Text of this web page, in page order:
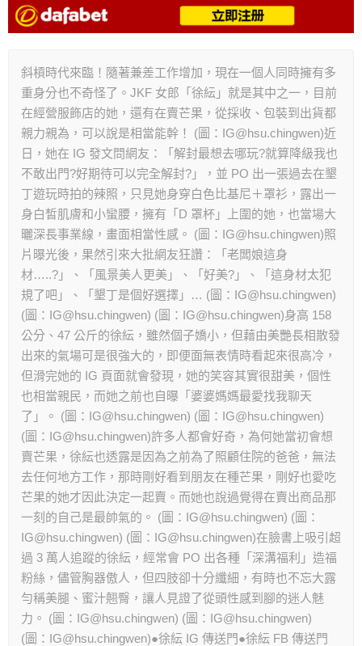
斜槓時代來臨！隨著兼差工作增加，現在一個人同時擁有多
重身分也不奇怪了。JKF 女郎「徐紜」就是其中之一，目前
在經營服飾店的她，還有在賣芒果，從採收、包裝到出貨都
親力親為，可以說是相當能幹！ (圖：IG@hsu.chingwen)近
日，她在 IG 發文問網友：「解封最想去哪玩?就算降級我也
不敢出門?好期待可以完全解封?」，並 PO 出一張過去在墾
丁遊玩時拍的辣照，只見她身穿白色比基尼＋罩衫，露出一
身白皙肌膚和小蠻腰，擁有「D 罩杯」上圍的她，也當場大
曬深長事業線，畫面相當性感。 (圖：IG@hsu.chingwen)照
片曝光後，果然引來大批網友狂讚：「老闆娘這身
材…..?」、「風景美人更美」、「好美?」、「這身材太犯
規了吧」、「墾丁是個好選擇」… (圖：IG@hsu.chingwen)
(圖：IG@hsu.chingwen) (圖：IG@hsu.chingwen)身高 158
公分、47 公斤的徐紜，雖然個子嬌小，但藉由美艷長相散發
出來的氣場可是很強大的，即便面無表情時看起來很高冷，
但滑完她的 IG 頁面就會發現，她的笑容其實很甜美，個性
也相當親民，而她之前也自曝「婆婆媽媽最愛找我聊天
了」。 (圖：IG@hsu.chingwen) (圖：IG@hsu.chingwen)
(圖：IG@hsu.chingwen)許多人都會好奇，為何她當初會想
賣芒果，徐紜也透露是因為之前為了照顧住院的爸爸，無法
去任何地方工作，那時剛好看到朋友在種芒果，剛好也愛吃
芒果的她才因此決定一起賣。而她也說過覺得在賣出商品那
一刻的自己是最帥氣的。 (圖：IG@hsu.chingwen) (圖：
IG@hsu.chingwen) (圖：IG@hsu.chingwen)在臉書上吸引超
過 3 萬人追蹤的徐紜，經常會 PO 出各種「深溝福利」造福
粉絲，儘管胸器傲人，但四肢卻十分纖細，有時也不忘大露
勻稱美腿、蜜汁翹臀，讓人見證了從頭性感到腳的迷人魅
力。 (圖：IG@hsu.chingwen) (圖：IG@hsu.chingwen)
(圖：IG@hsu.chingwen)●徐紜 IG 傳送門●徐紜 FB 傳送門